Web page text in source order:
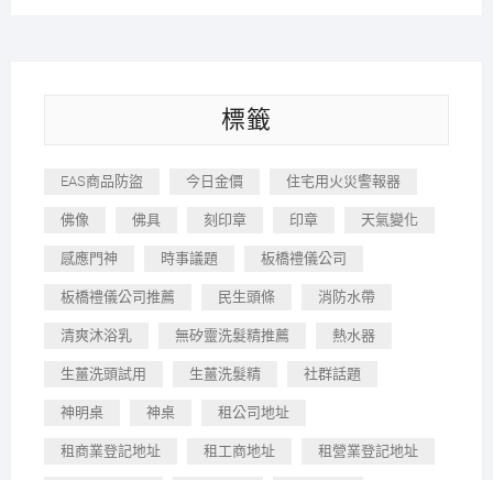
標籤
EAS商品防盜 今日金價 住宅用火災警報器
佛像 佛具 刻印章 印章 天氣變化
感應門神 時事議題 板橋禮儀公司
板橋禮儀公司推薦 民生頭條 消防水帶
清爽沐浴乳 無矽靈洗髮精推薦 熱水器
生薑洗頭試用 生薑洗髮精 社群話題
神明桌 神桌 租公司地址
租商業登記地址 租工商地址 租營業登記地址